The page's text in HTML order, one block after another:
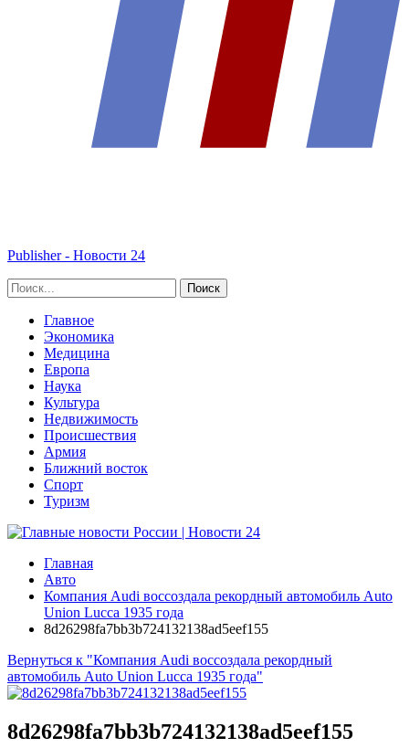
Publisher - Новости 24
Главное
Экономика
Медицина
Европа
Наука
Культура
Недвижимость
Происшествия
Армия
Ближний восток
Спорт
Туризм
Главная
Авто
Компания Audi воссоздала рекордный автомобиль Auto
Union Lucca 1935 года
8d26298fa7bb3b724132138ad5eef155
Вернуться к "Компания Audi воссоздала рекордный
автомобиль Auto Union Lucca 1935 года"
8d26298fa7bb3b724132138ad5eef155